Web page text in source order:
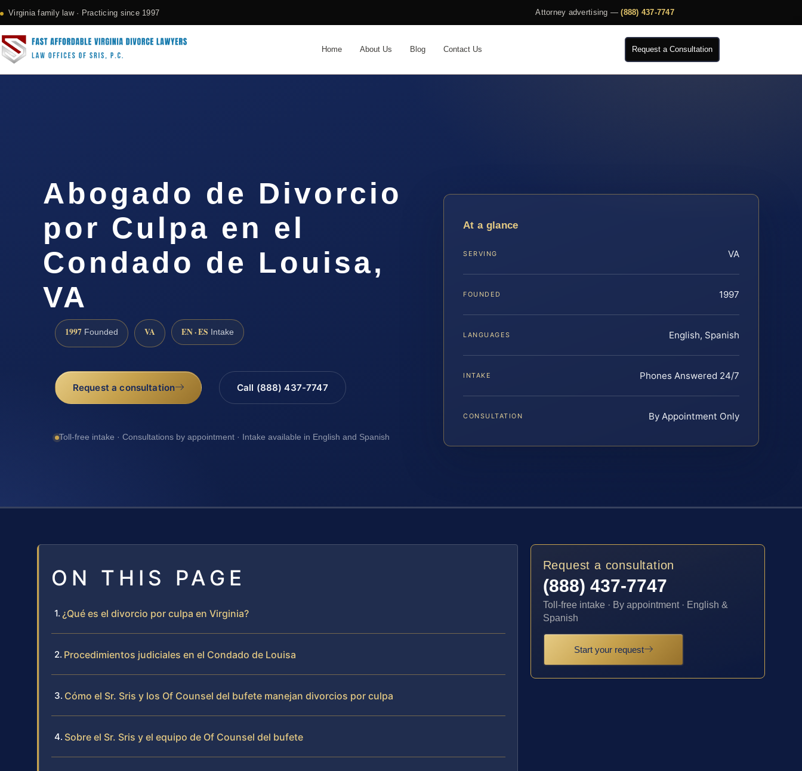
Virginia family law · Practicing since 1997 Attorney advertising —(888) 437-7747
Home About Us Blog Contact Us Request a Consultation
Abogado de Divorcio
por Culpa en el
Condado de Louisa,
VA
1997 Founded VA EN · ES Intake
Request a consultation Call (888) 437-7747
Toll-free intake · Consultations by appointment · Intake available in English and Spanish
At a glance
SERVING VA
FOUNDED 1997
LANGUAGES English, Spanish
INTAKE Phones Answered 24/7
CONSULTATION By Appointment Only
ON THIS PAGE
¿Qué es el divorcio por culpa en Virginia?
Procedimientos judiciales en el Condado de Louisa
Cómo el Sr. Sris y los Of Counsel del bufete manejan divorcios por culpa
Sobre el Sr. Sris y el equipo de Of Counsel del bufete
Request a consultation
(888) 437-7747
Toll-free intake · By appointment · English &
Spanish
Start your request